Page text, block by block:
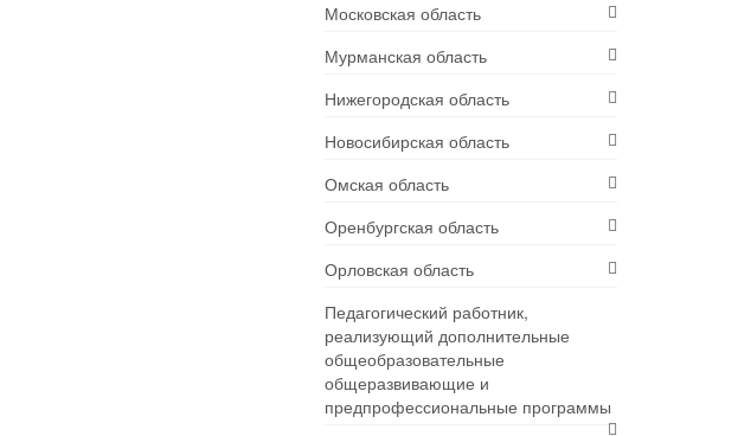
Московская область
Мурманская область
Нижегородская область
Новосибирская область
Омская область
Оренбургская область
Орловская область
Педагогический работник,
реализующий дополнительные
общеобразовательные
общеразвивающие и
предпрофессиональные программы